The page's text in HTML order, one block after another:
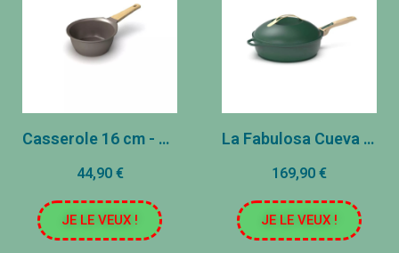
Casserole 16 cm - Cookut - Moka
44,90 €
JE LE VEUX !
La Fabulosa Cueva 8 en 1 - Cookut - Canopy
169,90 €
JE LE VEUX !